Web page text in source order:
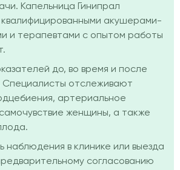
Капельница Гинипрал
квалифицированными акушерами-
и терапевтами с опытом работы
до, во время и после
Специалисты отслеживают
артериальное
женщины, а также
наблюдения в клинике или выезда
согласованию